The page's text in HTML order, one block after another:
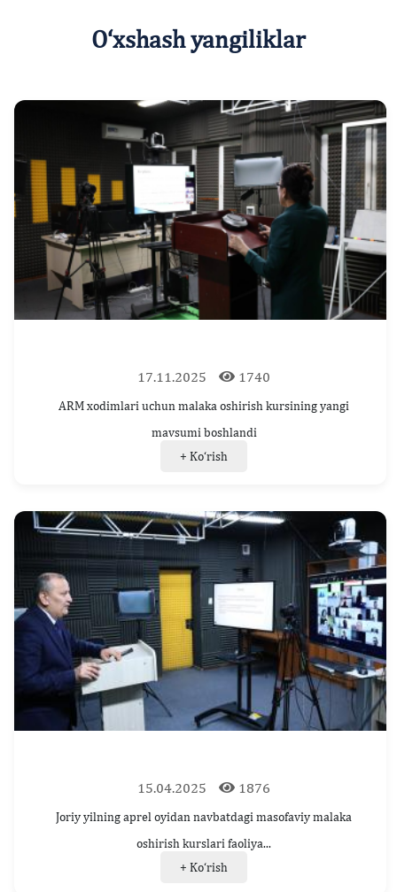
O‘xshash yangiliklar
17.11.2025 1740
ARM xodimlari uchun malaka oshirish kursining yangi
mavsumi boshlandi
+ Ko‘rish
15.04.2025 1876
Joriy yilning aprel oyidan navbatdagi masofaviy malaka
oshirish kurslari faoliya...
+ Ko‘rish